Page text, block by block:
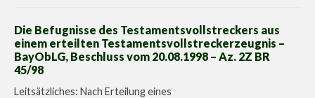
Die Befugnisse des Testamentsvollstreckers aus
einem erteilten Testamentsvollstreckerzeugnis –
BayObLG, Beschluss vom 20.08.1998 – Az. 2Z BR
45/98
Leitsätzliches: Nach Erteilung eines